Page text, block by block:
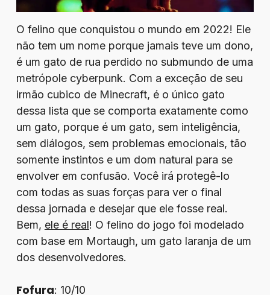
O felino que conquistou o mundo em 2022! Ele
não tem um nome porque jamais teve um dono,
é um gato de rua perdido no submundo de uma
metrópole cyberpunk. Com a exceção de seu
irmão cubico de Minecraft, é o único gato
dessa lista que se comporta exatamente como
um gato, porque é um gato, sem inteligência,
sem diálogos, sem problemas emocionais, tão
somente instintos e um dom natural para se
envolver em confusão. Você irá protegê-lo
com todas as suas forças para ver o final
dessa jornada e desejar que ele fosse real.
Bem, ele é real! O felino do jogo foi modelado
com base em Mortaugh, um gato laranja de um
dos desenvolvedores.
Fofura: 10/10